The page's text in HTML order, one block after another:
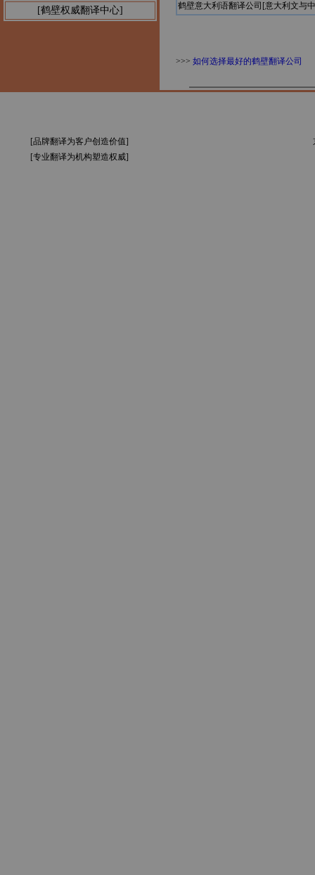
[鹤壁权威翻译中心]
鹤壁意大利语翻译公司[意大利文与
>>> 如何选择最好的鹤壁翻译公司
[品牌翻译为客户创造价值]
[专业翻译为机构塑造权威]